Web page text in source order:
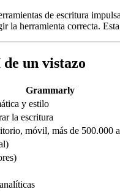
de escritura
la herramienta correcta.
un vistazo
Grammarly
y estilo
la escritura
móvil, más de 500.000